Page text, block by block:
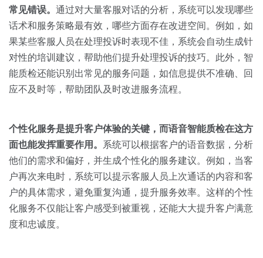
常见错误。 通过对大量客服对话的分析，系统可以发现哪些
话术和服务策略最有效，哪些方面存在改进空间。例如，如
果某些客服人员在处理投诉时表现不佳，系统会自动生成针
对性的培训建议，帮助他们提升处理投诉的技巧。此外，智
能质检还能识别出常见的服务问题，如信息提供不准确、回
应不及时等，帮助团队及时改进服务流程。
个性化服务是提升客户体验的关键，而语音智能质检在这方
面也能发挥重要作用。 系统可以根据客户的语音数据，分析
他们的需求和偏好，并生成个性化的服务建议。例如，当客
户再次来电时，系统可以提示客服人员上次通话的内容和客
户的具体需求，避免重复沟通，提升服务效率。这样的个性
化服务不仅能让客户感受到被重视，还能大大提升客户满意
度和忠诚度。